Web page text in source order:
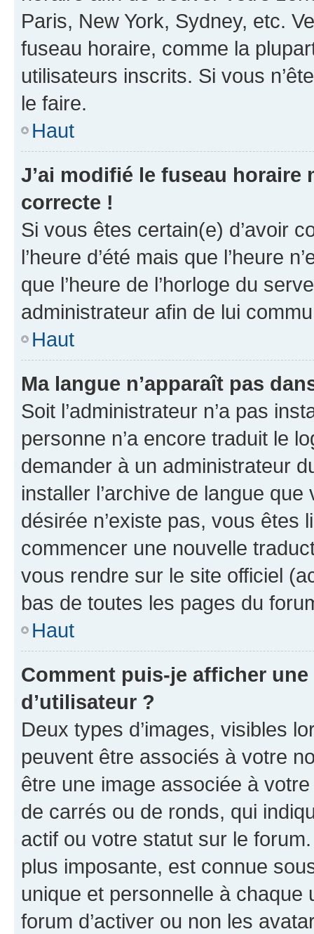
Paris, New York, Sydney, etc.
fuseau horaire, comme la
utilisateurs inscrits. Si vous
le faire.
Haut
J’ai modifié le fuseau horaire
correcte !
Si vous êtes certain(e) d’avoir
l’heure d’été mais que l’heure
que l’heure de l’horloge du
administrateur afin de lui
Haut
Ma langue n’apparaît pas
Soit l’administrateur n’a pas
personne n’a encore traduit le
demander à un administrateur
installer l’archive de langue
désirée n’existe pas, vous êtes
commencer une nouvelle
vous rendre sur le site officiel
bas de toutes les pages du
Haut
Comment puis-je afficher
d’utilisateur ?
Deux types d’images, visibles
peuvent être associés à votre
être une image associée à
de carrés ou de ronds, qui
actif ou votre statut sur le
plus imposante, est connue
unique et personnelle à chaque
forum d’activer ou non les